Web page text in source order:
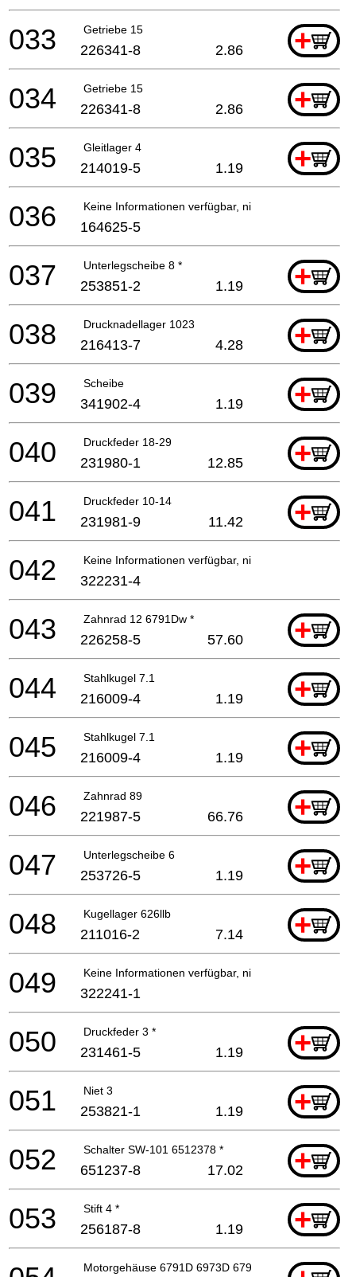
Getriebe 15 +
033 226341-8 2.86
Getriebe 15 +
034 226341-8 2.86
Gleitlager 4 +
035 214019-5 1.19
Keine Informationen verfügbar, nicht bestellbar
036 164625-5
Unterlegscheibe 8 * +
037 253851-2 1.19
Drucknadellager 1023 +
038 216413-7 4.28
Scheibe +
039 341902-4 1.19
Druckfeder 18-29 +
040 231980-1 12.85
Druckfeder 10-14 +
041 231981-9 11.42
Keine Informationen verfügbar, nicht bestellbar
042 322231-4
Zahnrad 12 6791Dw * +
043 226258-5 57.60
Stahlkugel 7.1 +
044 216009-4 1.19
Stahlkugel 7.1 +
045 216009-4 1.19
Zahnrad 89 +
046 221987-5 66.76
Unterlegscheibe 6 +
047 253726-5 1.19
Kugellager 626llb +
048 211016-2 7.14
Keine Informationen verfügbar, nicht bestellbar
049 322241-1
Druckfeder 3 * +
050 231461-5 1.19
Niet 3 +
051 253821-1 1.19
Schalter SW-101 6512378 * +
052 651237-8 17.02
Stift 4 * +
053 256187-8 1.19
Motorgehäuse 6791D 6973D 6794D *